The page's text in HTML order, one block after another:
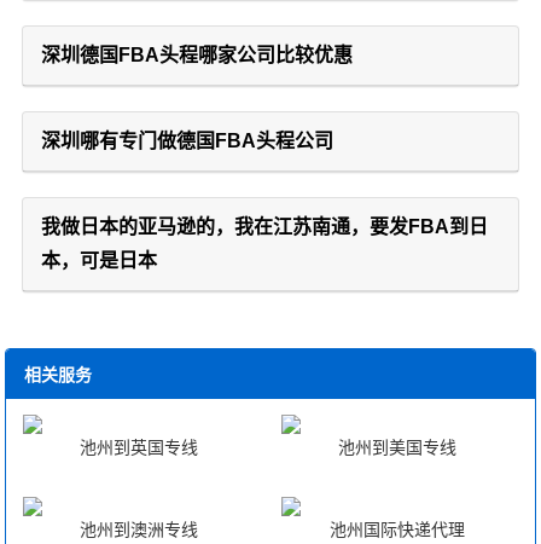
深圳德国FBA头程哪家公司比较优惠
深圳哪有专门做德国FBA头程公司
我做日本的亚马逊的，我在江苏南通，要发FBA到日
本，可是日本
相关服务
池州到英国专线 池州到美国专线
池州到澳洲专线 池州国际快递代理